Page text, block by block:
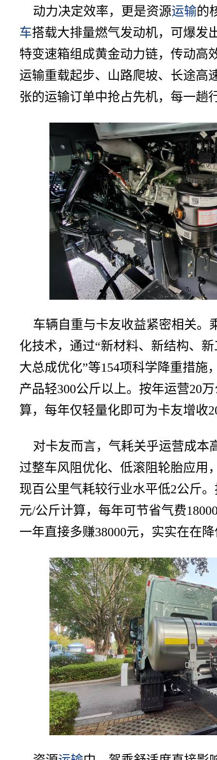
动力决定效率，更是资源运输的
车搭载大排量燃气发动机，可爆发
特变速箱组成黄金动力链，传动高
运输重载起步、山路爬坡、长途高
张的运输订单中抢占先机，每一趟
车辆自重与卡友收益紧密相关。
化技术，通过“新材料、新结构、
大总成优化”等154项科学降重措施
产品轻300公斤以上。按年运营20
算，每年仅轻量化即可为卡友增收
对卡友而言，气耗关乎运营成本
过整车风阻优化、低滚阻轮胎应用
现百公里气耗较行业水平低2公斤
元/公斤计算，每年可节省气费
一年直接多赚38000元，实实在在